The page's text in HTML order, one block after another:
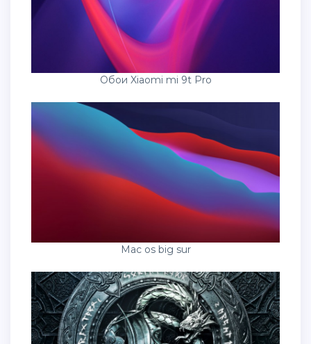
Обои Xiaomi mi 9t Pro
Mac os big sur